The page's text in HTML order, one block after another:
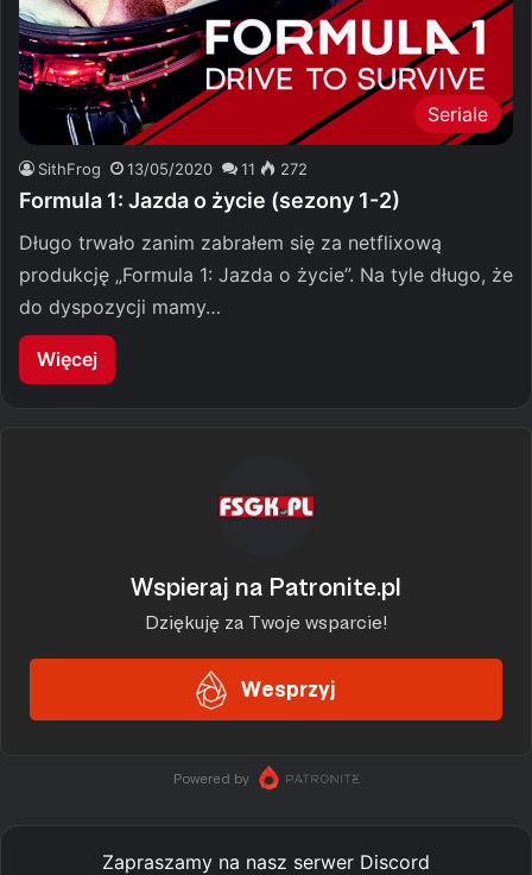
Seriale
SithFrog 13/05/2020 11 272
Formula 1: Jazda o życie (sezony 1-2)
Długo trwało zanim zabrałem się za netflixową
produkcję „Formula 1: Jazda o życie”. Na tyle długo, że
do dyspozycji mamy…
Więcej
Zapraszamy na nasz serwer Discord